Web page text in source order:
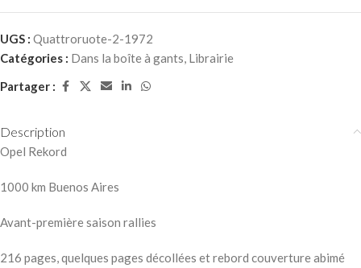
UGS : Quattroruote-2-1972
Catégories : Dans la boîte à gants, Librairie
Partager :
Description
Opel Rekord
1000 km Buenos Aires
Avant-première saison rallies
216 pages, quelques pages décollées et rebord couverture abimé